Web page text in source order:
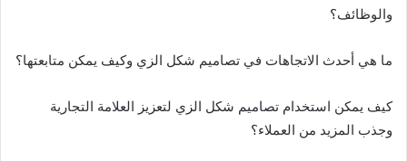
والوظائف؟
ما هي أحدث الاتجاهات في تصاميم شكل الزي وكيف يمكن متابعتها؟
كيف يمكن استخدام تصاميم شكل الزي لتعزيز العلامة التجارية
وجذب المزيد من العملاء؟